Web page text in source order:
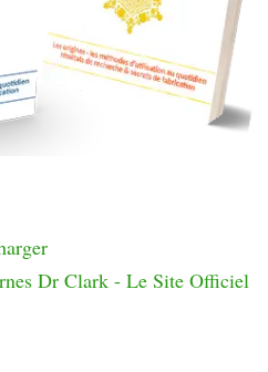
Dr Clark - Le Site Officiel